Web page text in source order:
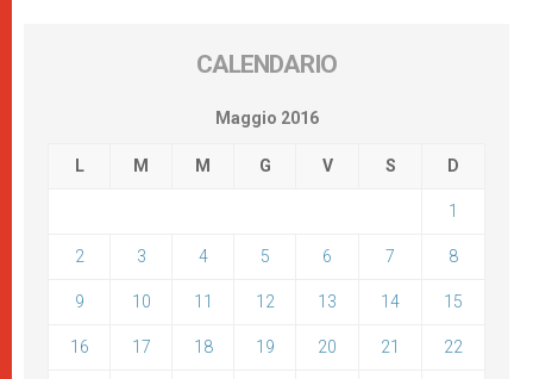
CALENDARIO
Maggio 2016
L M M G V S D
1
2 3 4 5 6 7 8
9 10 11 12 13 14 15
16 17 18 19 20 21 22